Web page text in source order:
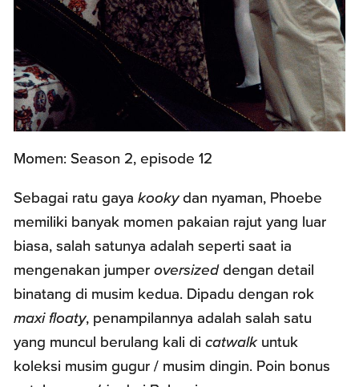
Momen: Season 2, episode 12
Sebagai ratu gayakookydan nyaman, Phoebe
memiliki banyak momen pakaian rajut yang luar
biasa, salah satunya adalah seperti saat ia
mengenakan jumperoversizeddengan detail
binatang di musim kedua. Dipadu dengan rok
maxi floaty, penampilannya adalah salah satu
yang muncul berulang kali dicatwalkuntuk
koleksi musim gugur / musim dingin. Poin bonus